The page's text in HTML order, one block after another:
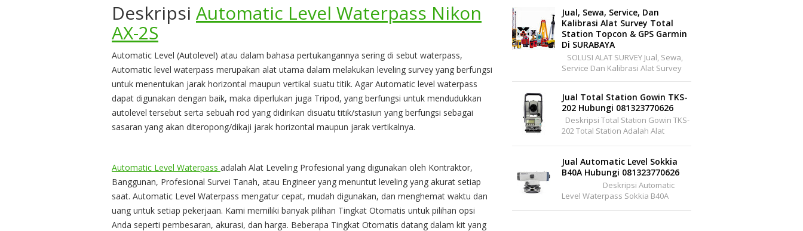
Deskripsi Automatic Level Waterpass Nikon
AX-2S
Automatic Level (Autolevel) atau dalam bahasa pertukangannya sering di sebut waterpass,
Automatic level waterpass merupakan alat utama dalam melakukan leveling survey yang berfungsi
untuk menentukan jarak horizontal maupun vertikal suatu titik. Agar Automatic level waterpass
dapat digunakan dengan baik, maka diperlukan juga Tripod, yang berfungsi untuk mendudukkan
autolevel tersebut serta sebuah rod yang didirikan disuatu titik/stasiun yang berfungsi sebagai
sasaran yang akan diteropong/dikaji jarak horizontal maupun jarak vertikalnya.
Automatic Level Waterpass adalah Alat Leveling Profesional yang digunakan oleh Kontraktor,
Banggunan, Profesional Survei Tanah, atau Engineer yang menuntut leveling yang akurat setiap
saat. Automatic Level Waterpass mengatur cepat, mudah digunakan, dan menghemat waktu dan
uang untuk setiap pekerjaan. Kami memiliki banyak pilihan Tingkat Otomatis untuk pilihan opsi
Anda seperti pembesaran, akurasi, dan harga. Beberapa Tingkat Otomatis datang dalam kit yang
Murah Dan Berkualitas. I...
Jual, Sewa, Service, Dan
Kalibrasi Alat Survey Total
Station Topcon & GPS Garmin
Di SURABAYA
SOLUSI ALAT SURVEY Jual, Sewa,
Service Dan Kalibrasi Alat Survey
Dan Pemetaan Support Wilayah
Pakuwon Center ...
Jual Total Station Gowin TKS-
202 Hubungi 081323770626
Deskripsi Total Station Gowin TKS-
202 Total Station Adalah Alat
Dan Jarak Se...
Jual Automatic Level Sokkia
B40A Hubungi 081323770626
Deskripsi Automatic
Level Waterpass Sokkia B40A